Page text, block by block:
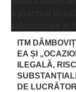
ITM
EA ȘI
ILEGALĂ,
DE LUCRĂTORI